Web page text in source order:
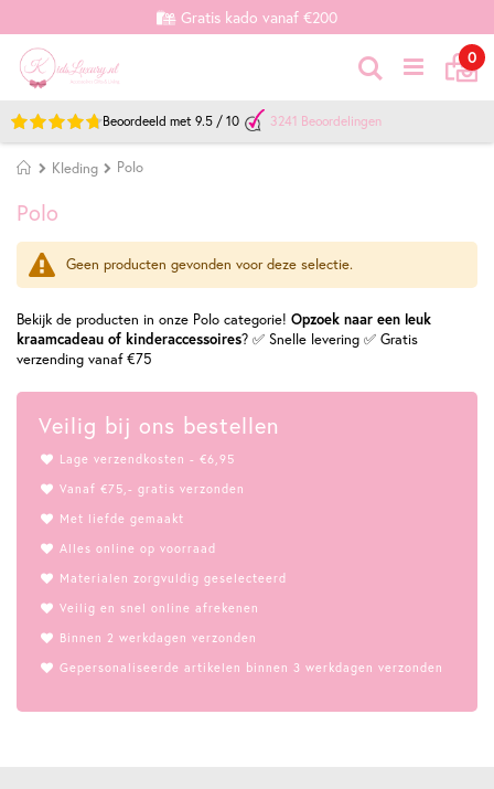
Gratis kado vanaf €200
0
Zoek
Beoordeeld met 9.5 / 10 3241 Beoordelingen
Home
Kleding Polo
Polo
Geen producten gevonden voor deze selectie.
Bekijk de producten in onze Polo categorie! Opzoek naar een leuk
kraamcadeau of kinderaccessoires? ✅ Snelle levering ✅ Gratis
verzending vanaf €75
Veilig bij ons bestellen
Lage verzendkosten - €6,95
Vanaf €75,- gratis verzonden
Met liefde gemaakt
Alles online op voorraad
Materialen zorgvuldig geselecteerd
Veilig en snel online afrekenen
Binnen 2 werkdagen verzonden
Gepersonaliseerde artikelen binnen 3 werkdagen verzonden